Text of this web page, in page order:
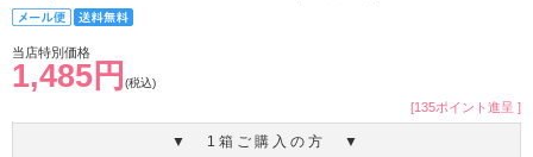
当店特別価格
1,485円 (税込)
[135ポイント進呈 ]
▼ 1箱ご購入の方 ▼